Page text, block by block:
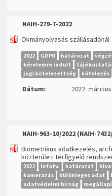
NAIH-279-7-2022
Okmányolvasás szállásadónál
2022 GDPR határozat
kérelemre indult
jogi kötelezettség
kötelezés
Dátum:
2022.
NAIH-963-10/2022 (NAIH-
Biometrikus adatkezelés,
közterületi térfigyelő
2022 Infotv. határozat
kamerázás
különleges adat
adatvédelmi bírság